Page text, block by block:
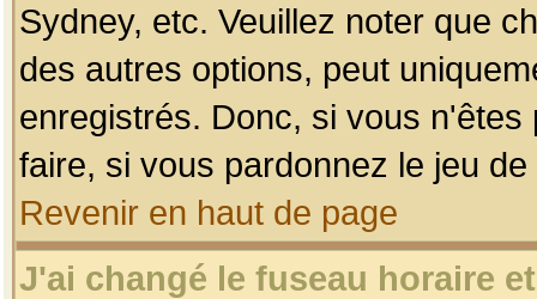
Sydney, etc. Veuillez noter que
des autres options, peut
enregistrés. Donc, si vous
faire, si vous pardonnez le jeu
Revenir en haut de page
J'ai changé le fuseau horaire